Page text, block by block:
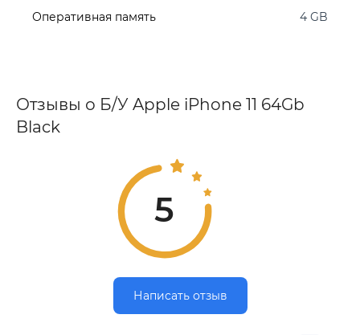
Оперативная память 4 GB
Отзывы о Б/У Apple iPhone 11 64Gb
Black
5
Написать отзыв